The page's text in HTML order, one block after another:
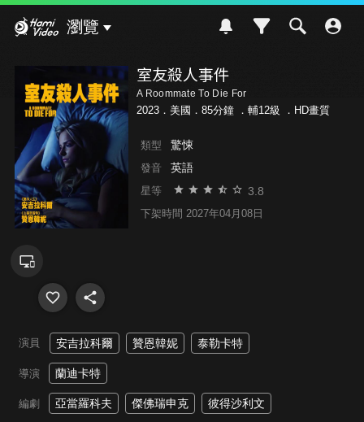
瀏覽
室友殺人事件
A Roommate To Die For
2023．美國．85分鐘 ． 輔12級 ．HD畫質
類型 驚悚
發音 英語
星等 3.8
下架時間 2027年04月08日
演員 安吉拉科爾 贊恩韓妮 泰勒卡特
導演 蘭迪卡特
編劇 亞當羅科夫 傑佛瑞申克 彼得沙利文